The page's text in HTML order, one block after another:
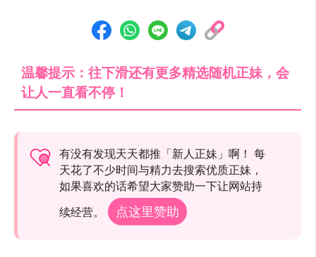
温馨提示：往下滑还有更多精选随机正妹，会
让人一直看不停！
有没有发现天天都推「新人正妹」啊！ 每
天花了不少时间与精力去搜索优质正妹，
如果喜欢的话希望大家赞助一下让网站持
续经营。
点这里赞助